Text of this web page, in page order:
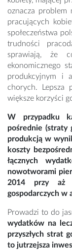
oznacza problem
pracujących
społeczeństwa
trudności
sprawiają, że
ekonomicznego
produkcyjnym i
chorych. Lepsza
większe korzyści
W przypadku
pośrednie (straty
produkcją w
koszty
łącznych
nowotworami
2014 przy aż
gospodarczych w
Prowadzi to do
wydatków na
przyszłych strat
to jutrzejsza